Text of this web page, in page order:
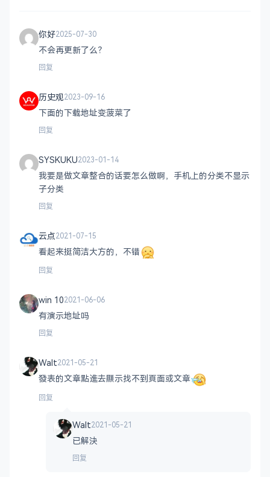
你好2025-07-30
不会再更新了么？
回复
历史观2023-09-16
下面的下载地址变菠菜了
回复
SYSKUKU2023-01-14
我要是做文章整合的话要怎么做啊，手机上的分类不显示
子分类
回复
云点2021-07-15
看起来挺简洁大方的，不错
回复
win 102021-06-06
有演示地址吗
回复
Walt2021-05-21
發表的文章點進去顯示找不到頁面或文章
回复
Walt2021-05-21
已解決
回复